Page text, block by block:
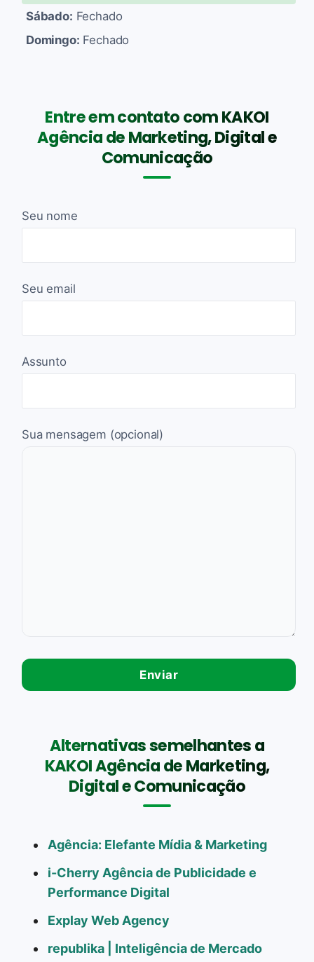
Sábado: Fechado
Domingo: Fechado
Entre em contato com KAKOI
Agência de Marketing, Digital e
Comunicação
Seu nome
Seu email
Assunto
Sua mensagem (opcional)
Alternativas semelhantes a
KAKOI Agência de Marketing,
Digital e Comunicação
Agência: Elefante Mídia & Marketing
i-Cherry Agência de Publicidade e
Performance Digital
Explay Web Agency
republika | Inteligência de Mercado